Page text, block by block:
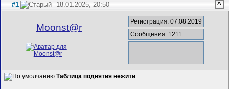
#1 18.01.2025, 20:50 ^
Mооnst@r
Регистрация: 07.08.2019
Сообщения: 1211
Таблица поднятия нежити